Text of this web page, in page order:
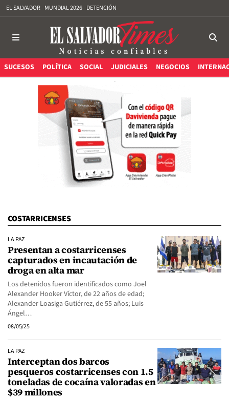
EL SALVADOR MUNDIAL 2026 DETENCIÓN
SUCESOS POLÍTICA SOCIAL JUDICIALES NEGOCIOS
COSTARRICENSES
LA PAZ
Presentan a costarricenses
capturados en incautación de
droga en alta mar
Los detenidos fueron identificados como Joel
Alexander Hooker Víctor, de 22 años de edad;
Alexander Loasiga Gutiérrez, de 55 años; Luis
Ángel…
08/05/25
LA PAZ
Interceptan dos barcos
pesqueros costarricenses con 1.5
toneladas de cocaína valoradas en
$39 millones